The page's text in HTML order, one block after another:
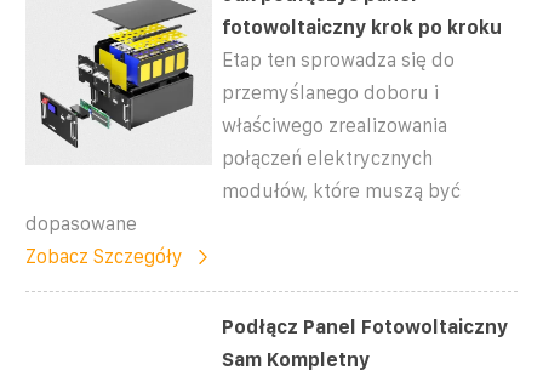
fotowoltaiczny krok po kroku
Etap ten sprowadza się do
przemyślanego doboru i
właściwego zrealizowania
połączeń elektrycznych
modułów, które muszą być
dopasowane
Zobacz Szczegóły
Podłącz Panel Fotowoltaiczny
Sam Kompletny